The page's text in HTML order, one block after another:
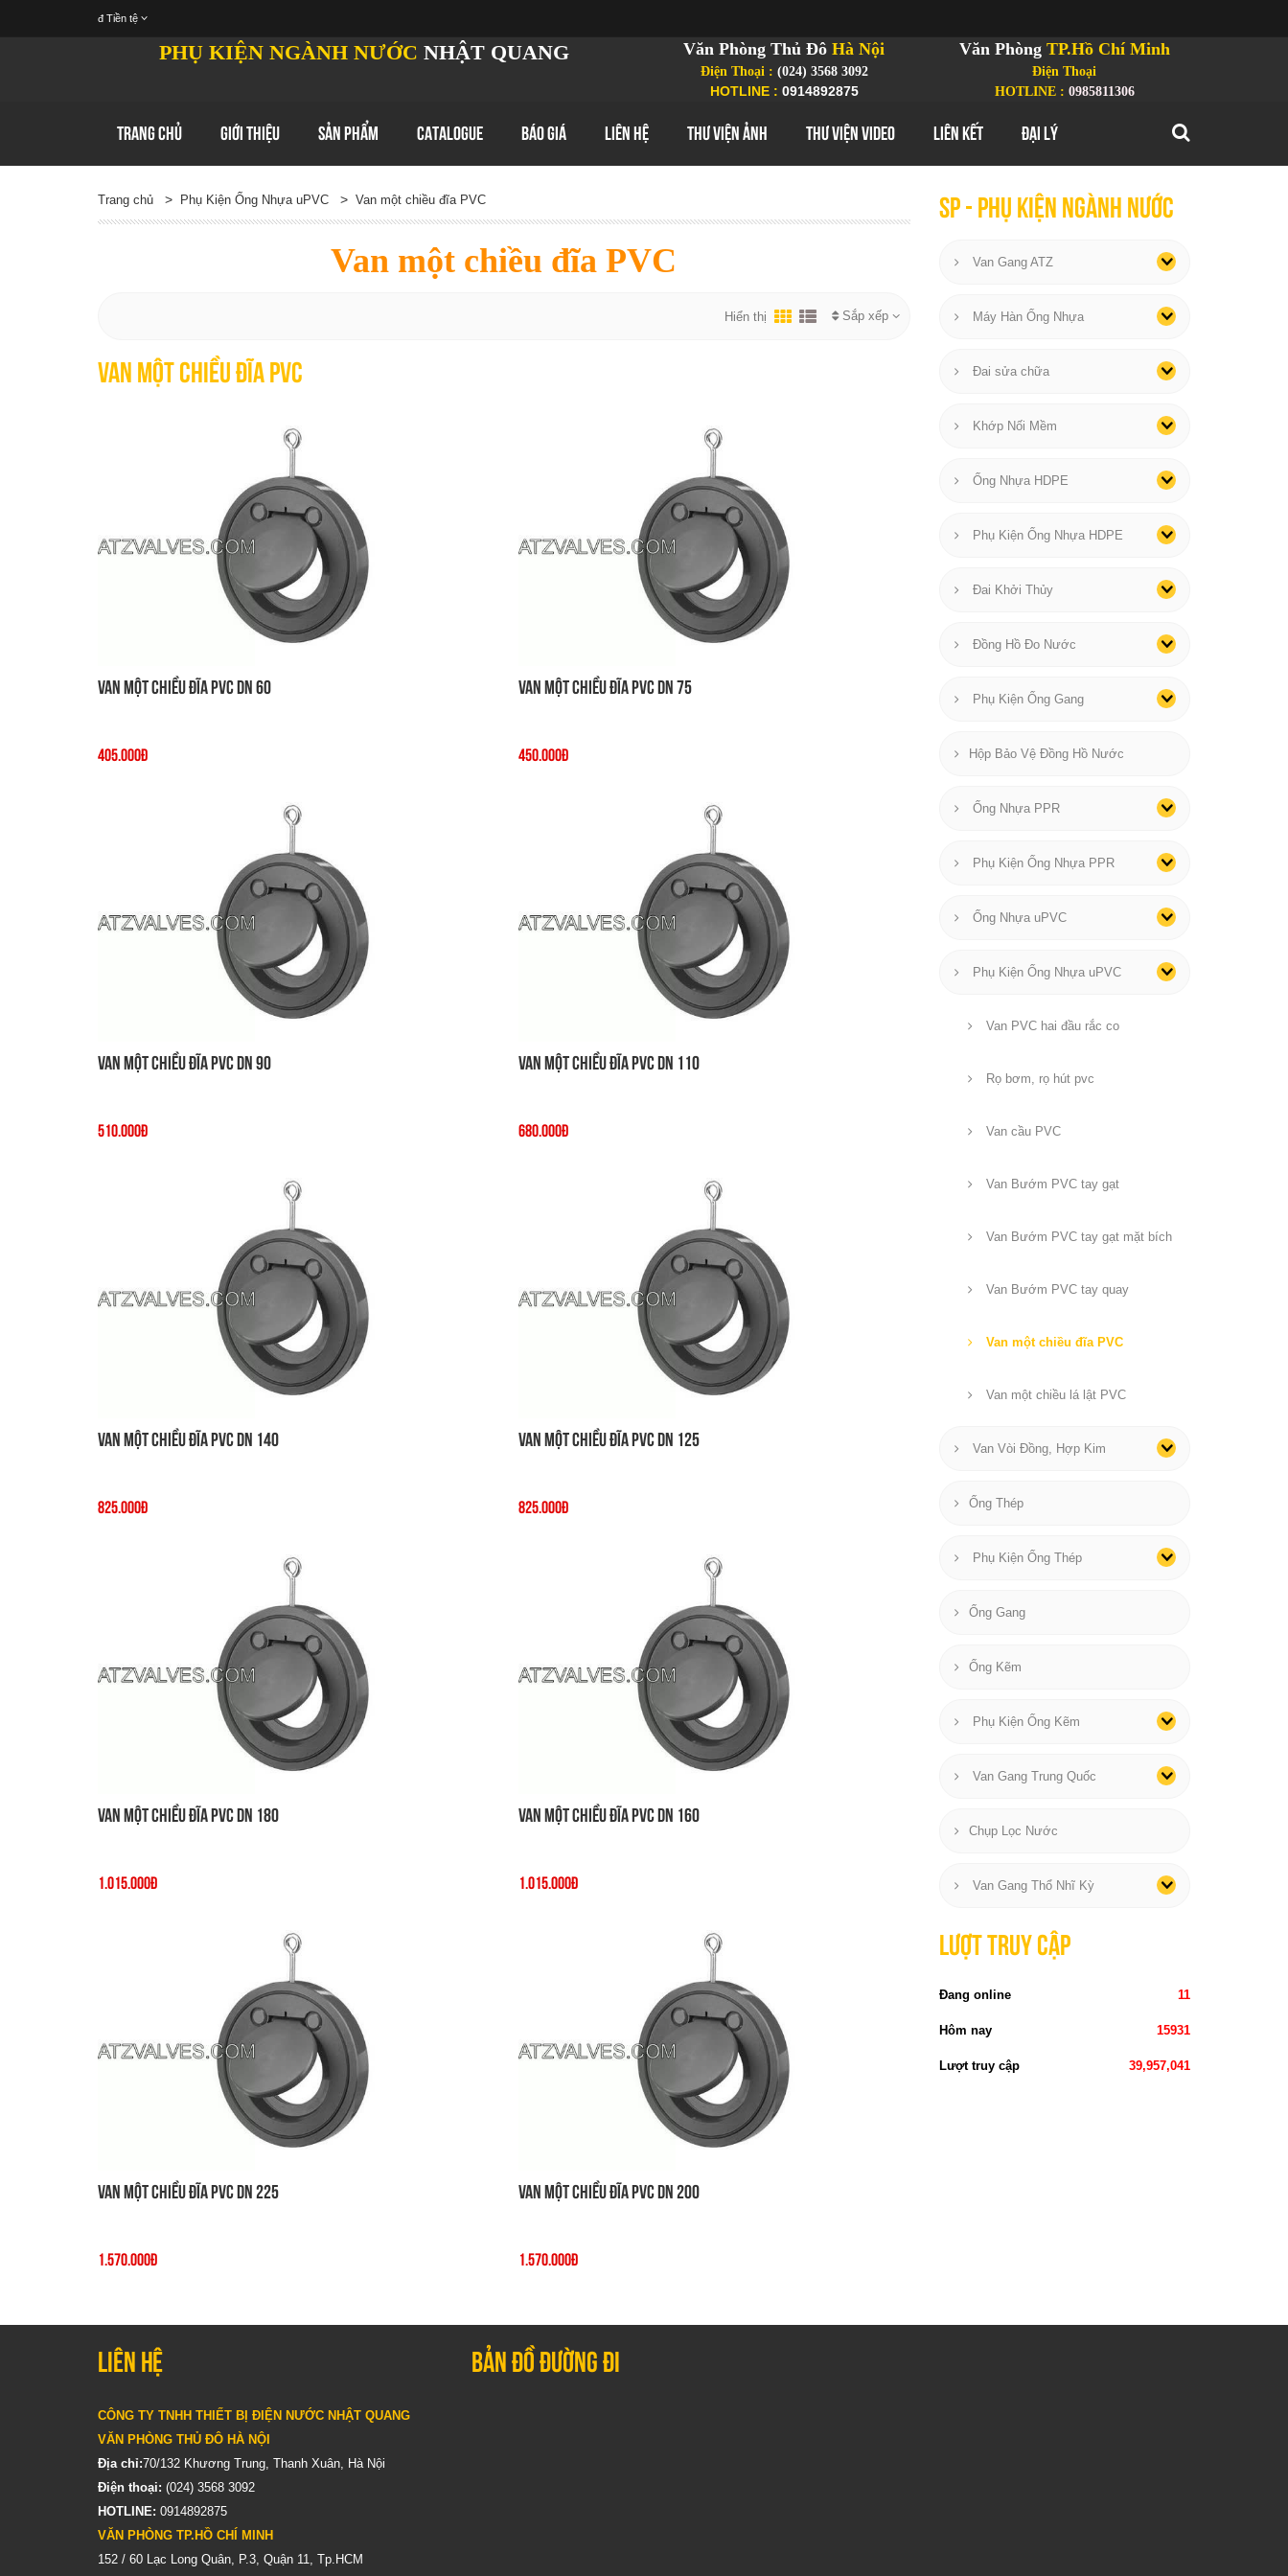
đ Tiền tệ
PHỤ KIỆN NGÀNH NƯỚC NHẬT QUANG Văn Phòng Thủ ĐôHà Nội
Điện Thoại : (024) 3568 3092
HOTLINE : 0914892875
Văn Phòng TP.Hồ Chí Minh
Điện Thoại
HOTLINE : 0985811306
TRANG CHỦ GIỚI THIỆU SẢN PHẨM CATALOGUE BÁO GIÁ LIÊN HỆ THƯ VIỆN ẢNH THƯ VIỆN VIDEO LIÊN KẾT ĐẠI LÝ
Trang chủ > Phụ Kiện Ống Nhựa uPVC > Van một chiều đĩa PVC
Van một chiều đĩa PVC
Sắp xếp
Hiển thị
Van một chiều đĩa PVC
Van một chiều đĩa PVC DN 60
405.000đ
Van một chiều đĩa PVC DN 75
450.000đ
Van một chiều đĩa PVC DN 90
510.000đ
Van một chiều đĩa PVC DN 110
680.000đ
Van một chiều đĩa PVC DN 140
825.000đ
Van một chiều đĩa PVC DN 125
825.000đ
Van một chiều đĩa PVC DN 180
1.015.000đ
Van một chiều đĩa PVC DN 160
1.015.000đ
Van một chiều đĩa PVC DN 225
1.570.000đ
Van một chiều đĩa PVC DN 200
1.570.000đ
SP - phụ kiện ngành nước
Van Gang ATZ
Máy Hàn Ống Nhựa
Đai sửa chữa
Khớp Nối Mềm
Ống Nhựa HDPE
Phụ Kiện Ống Nhựa HDPE
Đai Khởi Thủy
Đồng Hồ Đo Nước
Phụ Kiện Ống Gang
Hộp Bảo Vệ Đồng Hồ Nước
Ống Nhựa PPR
Phụ Kiện Ống Nhựa PPR
Ống Nhựa uPVC
Phụ Kiện Ống Nhựa uPVC
Van PVC hai đầu rắc co
Rọ bơm, rọ hút pvc
Van cầu PVC
Van Bướm PVC tay gạt
Van Bướm PVC tay gạt mặt bích
Van Bướm PVC tay quay
Van một chiều đĩa PVC
Van một chiều lá lật PVC
Van Vòi Đồng, Hợp Kim
Ống Thép
Phụ Kiện Ống Thép
Ống Gang
Ống Kẽm
Phụ Kiện Ống Kẽm
Van Gang Trung Quốc
Chụp Lọc Nước
Van Gang Thổ Nhĩ Kỳ
Lượt truy cập
Đang online 11
Hôm nay 15931
Lượt truy cập 39,957,041
Liên hệ
CÔNG TY TNHH THIẾT BỊ ĐIỆN NƯỚC NHẬT QUANG
VĂN PHÒNG THỦ ĐÔ HÀ NỘI
Địa chỉ:70/132 Khương Trung, Thanh Xuân, Hà Nội
Điện thoại: (024) 3568 3092
HOTLINE: 0914892875
VĂN PHÒNG TP.HỒ CHÍ MINH
152 / 60 Lạc Long Quân, P.3, Quận 11, Tp.HCM
Bản đồ đường đi